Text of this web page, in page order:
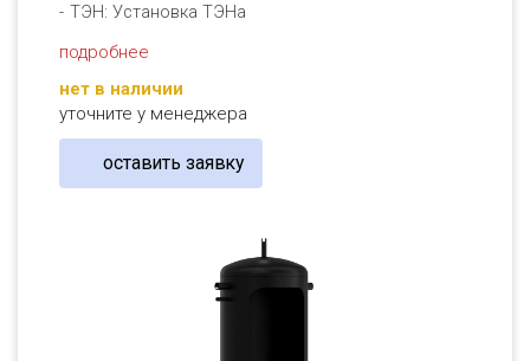
ТЭН: Установка ТЭНа
подробнее
нет в наличии
уточните у менеджера
оставить заявку